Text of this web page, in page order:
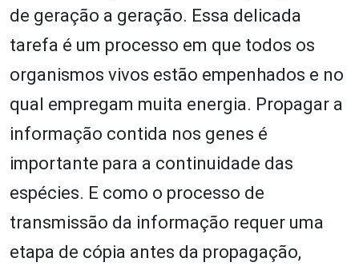
de geração a geração. Essa delicada
tarefa é um processo em que todos os
organismos vivos estão empenhados e no
qual empregam muita energia. Propagar a
informação contida nos genes é
importante para a continuidade das
espécies. E como o processo de
transmissão da informação requer uma
etapa de cópia antes da propagação,